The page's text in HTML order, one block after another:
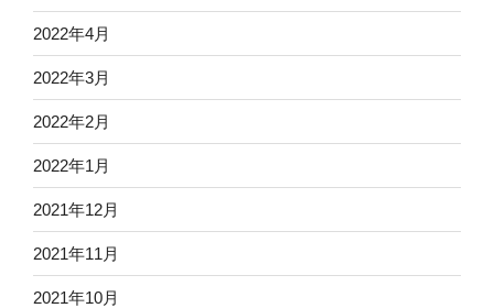
2022年4月
2022年3月
2022年2月
2022年1月
2021年12月
2021年11月
2021年10月